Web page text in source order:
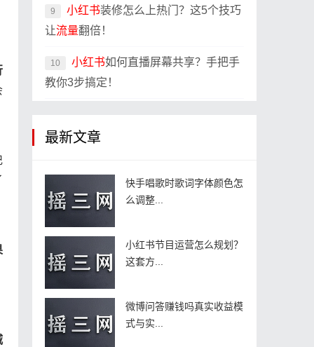
9 小红书装修怎么上热门？这5个技巧
让流量翻倍！
10 小红书如何直播屏幕共享？手把手
教你3步搞定！
最新文章
快手唱歌时歌词字体颜色怎
么调整...
小红书节目运营怎么规划？
这套方...
微博问答赚钱吗真实收益模
式与实...